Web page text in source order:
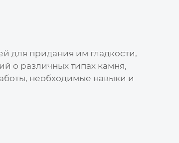
для придания им гладкости,
о различных типах камня,
необходимые навыки и